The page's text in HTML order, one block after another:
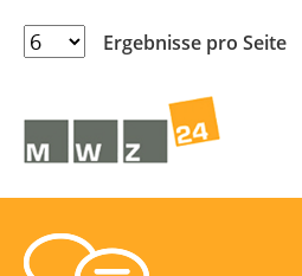
Ergebnisse pro Seite